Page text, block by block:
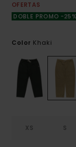
OFERTAS
DOBLE PROMO -
Color Khaki
XS S